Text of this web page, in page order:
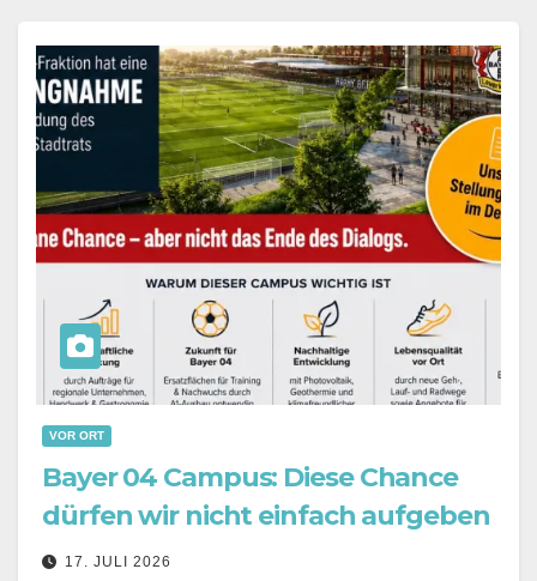
font_download Mark links
Reset all options
cached
Leave feedback
Accessibility
statement
VOR ORT
Bayer 04 Campus: Diese Chance
dürfen wir nicht einfach aufgeben
17. JULI 2026